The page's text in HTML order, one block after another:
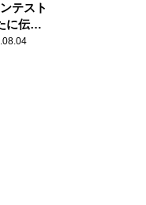
テスト
に伝え